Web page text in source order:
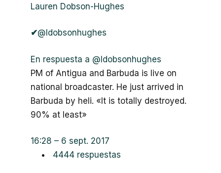
Lauren Dobson-Hughes
✔@ldobsonhughes
En respuesta a @ldobsonhughes
PM of Antigua and Barbuda is live on
national broadcaster. He just arrived in
Barbuda by heli. «It is totally destroyed.
90% at least»
16:28 – 6 sept. 2017
4444 respuestas